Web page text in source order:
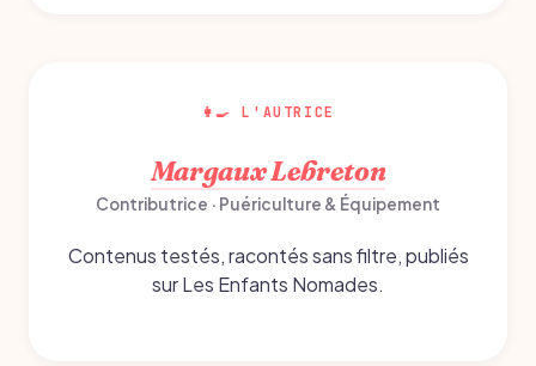
👩‍🍳 L'AUTRICE
Margaux Lebreton
Contributrice · Puériculture & Équipement
Contenus testés, racontés sans filtre, publiés
sur Les Enfants Nomades.